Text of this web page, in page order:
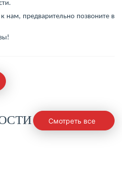
нам, предварительно позвоните в
Смотреть все